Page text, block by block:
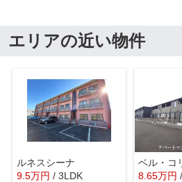
エリアの近い物件
ルネスシーナ
9.5万円 / 3LDK
ベル・コ
8.65万円